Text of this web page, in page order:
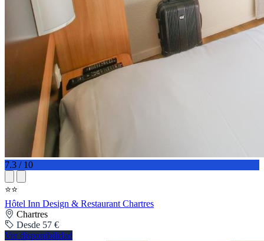
7.3 / 10
⭐⭐
Hôtel Inn Design & Restaurant Chartres
Chartres
Desde 57 €
Ver disponibilidad